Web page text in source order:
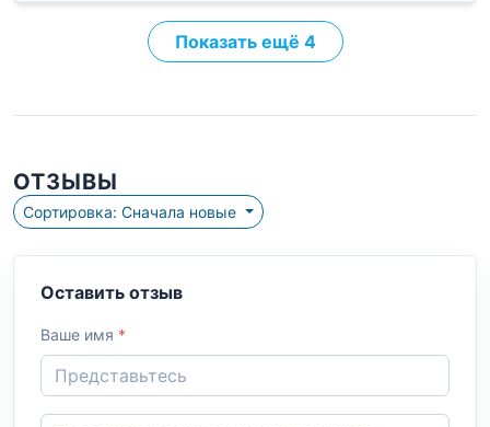
Показать ещё 4
ОТЗЫВЫ
Сортировка: Сначала новые
Оставить отзыв
Ваше имя *